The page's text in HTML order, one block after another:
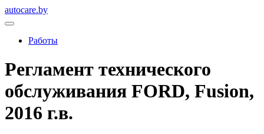
autocare.by
Работы
Регламент технического
обслуживания FORD, Fusion,
2016 г.в.